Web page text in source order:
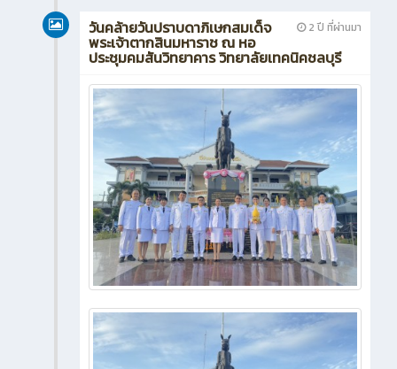
2 ปี ที่ผ่านมา
วันคล้ายวันปราบดาภิเษกสมเด็จ
พระเจ้าตากสินมหาราช ณ หอ
ประชุมคมสันวิทยาคาร วิทยาลัยเทคนิคชลบุรี